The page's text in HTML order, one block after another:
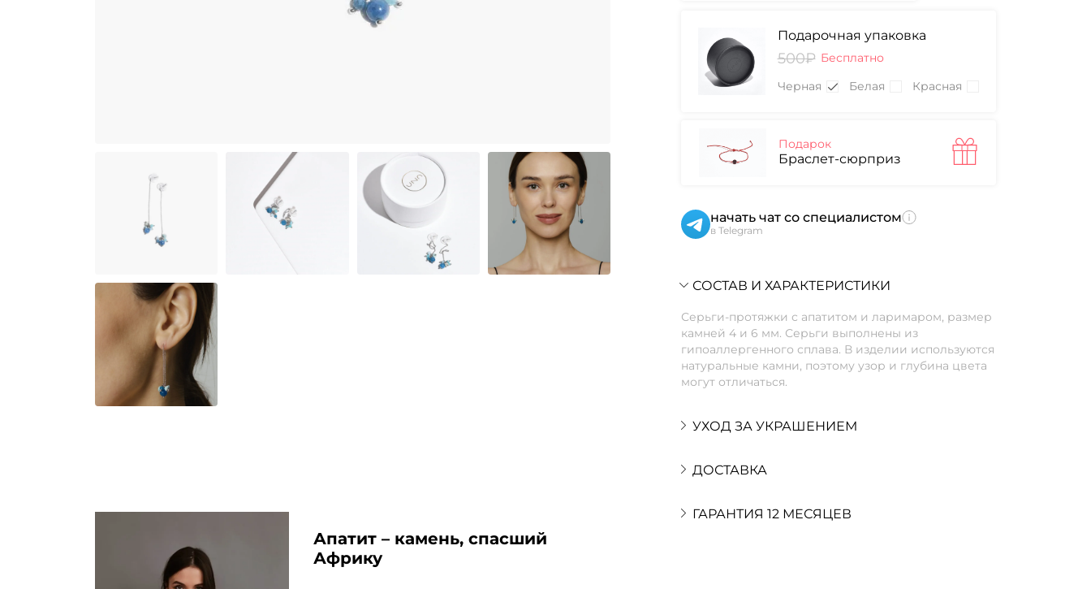
Апатит – камень, спасший
Африку
Подарочная упаковка
500₽ Бесплатно
Черная
Белая Красная
Подарок
Браслет-сюрприз
начать чат со специалистом
в Telegram
СОСТАВ И ХАРАКТЕРИСТИКИ
Серьги-протяжки с апатитом и ларимаром, размер
камней 4 и 6 мм. Серьги выполнены из
гипоаллергенного сплава. В изделии используются
натуральные камни, поэтому узор и глубина цвета
могут отличаться.
УХОД ЗА УКРАШЕНИЕМ
ДОСТАВКА
ГАРАНТИЯ 12 МЕСЯЦЕВ